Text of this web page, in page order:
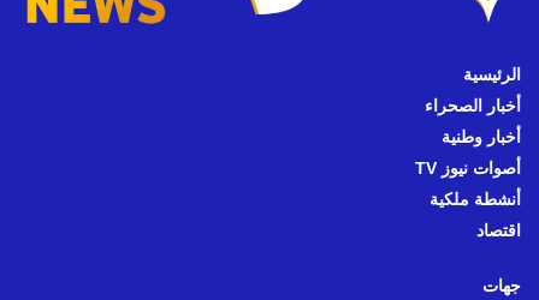
الرئيسية
أخبار الصحراء
أخبار وطنية
أصوات نيوز TV
أنشطة ملكية
اقتصاد
جهات